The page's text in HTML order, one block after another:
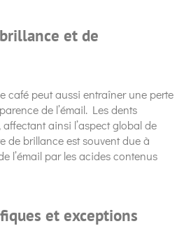
et de
café peut aussi entraîner une perte
de l’émail. Les dents
ainsi l’aspect global de
de brillance est souvent due à
l’émail par les acides contenus
et exceptions